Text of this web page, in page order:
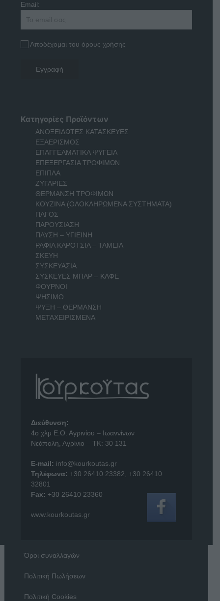
Email:
Αποδέχομαι του όρους χρήσης
Κατηγορίες Προϊόντων
ΑΝΟΞΕΙΔΩΤΕΣ ΚΑΤΑΣΚΕΥΕΣ
ΕΞΑΕΡΙΣΜΟΣ
ΕΠΑΓΓΕΛΜΑΤΙΚΑ ΨΥΓΕΙΑ
ΕΠΕΞΕΡΓΑΣΙΑ ΤΡΟΦΙΜΩΝ
ΕΠΙΠΛΑ
ΖΥΓΑΡΙΕΣ
ΘΕΡΜΑΝΣΗ ΤΡΟΦΙΜΩΝ
ΚΟΥΖΙΝΑ (ΟΛΟΚΛΗΡΩΜΕΝΑ ΣΥΣΤΗΜΑΤΑ)
ΠΑΓΟΣ
ΠΑΡΟΥΣΙΑΣΗ
ΠΛΥΣΗ – ΥΓΙΕΙΝΗ
ΡΑΦΙΑ ΚΑΡΟΤΣΙΑ – ΤΑΜΕΙΑ
ΣΚΕΥΗ
ΣΥΣΚΕΥΑΣΙΑ
ΣΥΣΚΕΥΕΣ ΜΠΑΡ – ΚΑΦΕ
ΦΟΥΡΝΟΙ
ΨΗΣΙΜΟ
ΨΥΞΗ – ΘΕΡΜΑΝΣΗ
ΜΕΤΑΧΕΙΡΙΣΜΕΝΑ
Διεύθυνση:
4o χλμ Ε.Ο. Αγρινίου – Ιωαννίνων
Νεάπολη, Αγρίνιο – ΤΚ: 30 131
E-mail: info@kourkoutas.gr
Τηλέφωνα: +30 26410 23382
+30 26410
32801
Fax: +30 26410 23360
www.kourkoutas.gr
Όροι συναλλαγών
Πολιτική Πωλήσεων
Πολιτική Cookies